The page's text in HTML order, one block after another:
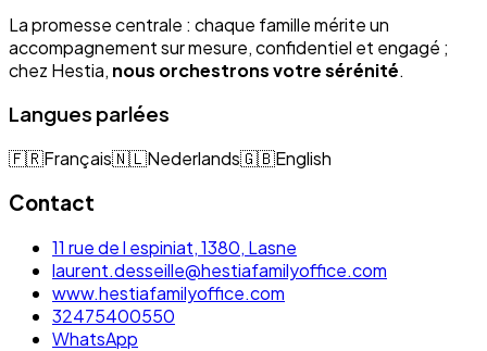
La promesse centrale : chaque famille mérite un
accompagnement sur mesure, confidentiel et engagé ;
chez Hestia, nous orchestrons votre sérénité.
Langues parlées
🇫🇷Français🇳🇱Nederlands🇬🇧English
Contact
11 rue de l espiniat, 1380, Lasne
laurent.desseille@hestiafamilyoffice.com
www.hestiafamilyoffice.com
32475400550
WhatsApp